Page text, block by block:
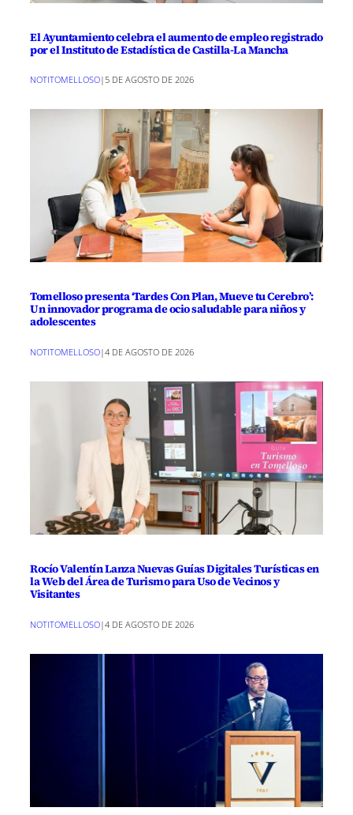
El Ayuntamiento celebra el aumento de empleo registrado
por el Instituto de Estadística de Castilla-La Mancha
NOTITOMELLOSO|5 DE AGOSTO DE 2026
Tomelloso presenta ‘Tardes Con Plan, Mueve tu Cerebro’:
Un innovador programa de ocio saludable para niños y
adolescentes
NOTITOMELLOSO|4 DE AGOSTO DE 2026
Rocío Valentín Lanza Nuevas Guías Digitales Turísticas en
la Web del Área de Turismo para Uso de Vecinos y
Visitantes
NOTITOMELLOSO|4 DE AGOSTO DE 2026